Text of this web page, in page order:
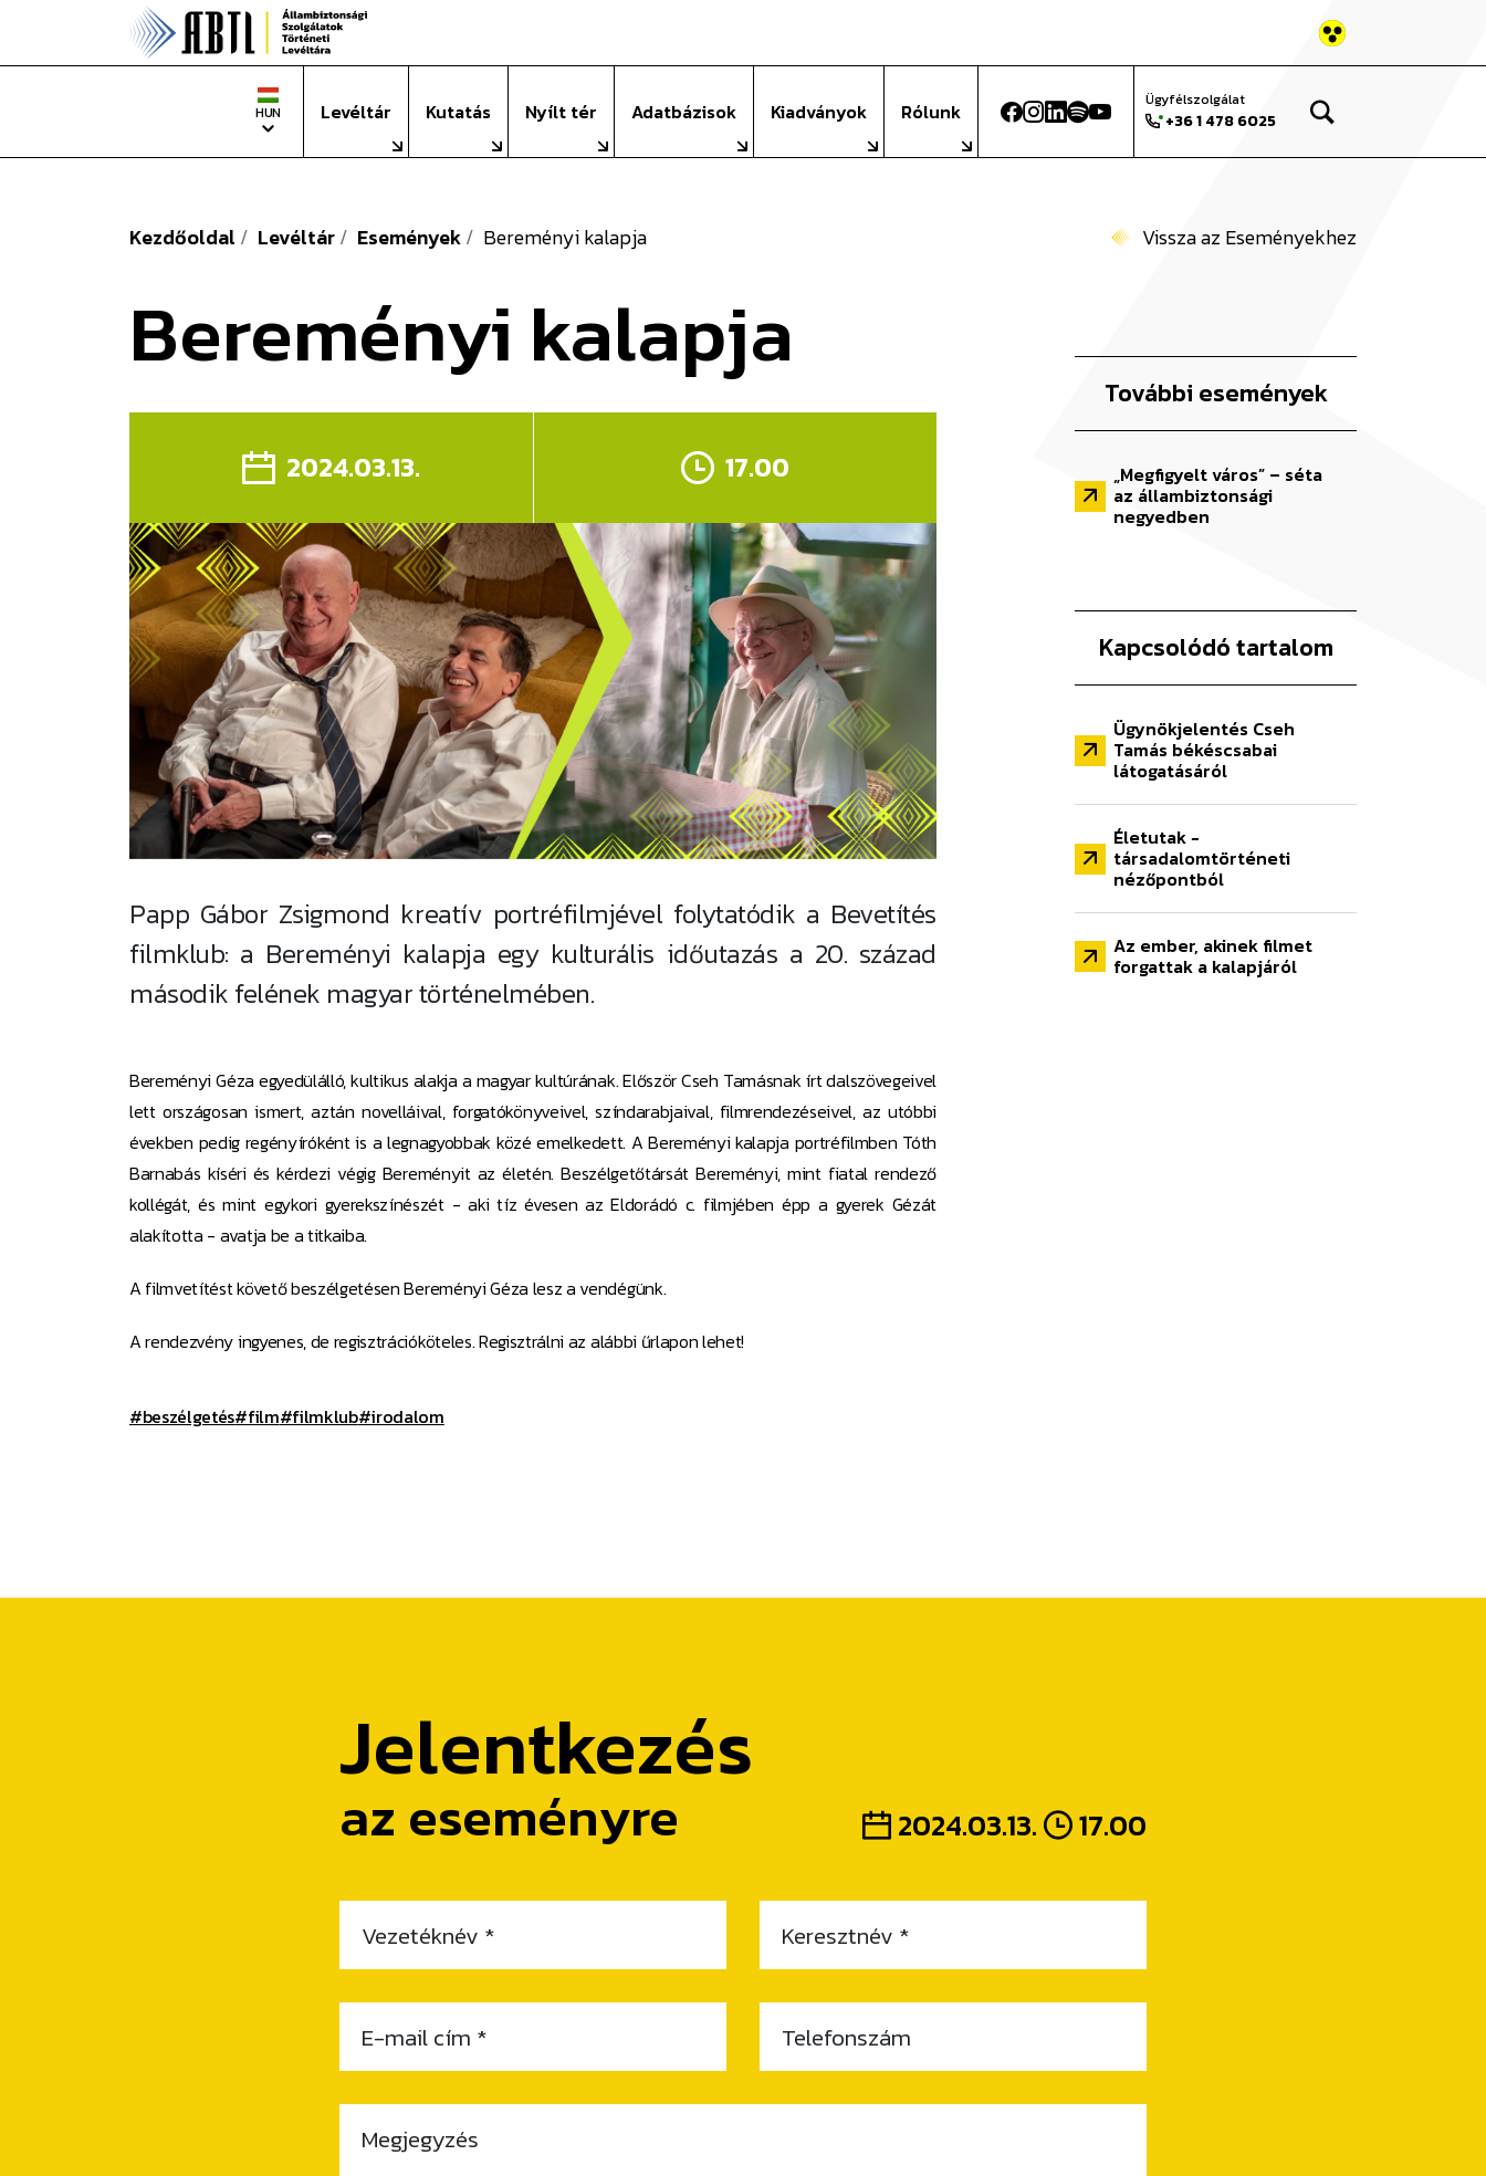
Állambiztonsági Szolgálatok
HUN
Ügyfélszolgálat
+36 1 478 6025
Levéltár Kutatás Nyílt tér Adatbázisok Kiadványok Rólunk
Kezdőoldal Levéltár Események Bereményi kalapja Vissza az Eseményekhez
Bereményi kalapja
2024.03.13. 17.00
Papp Gábor Zsigmond kreatív portréfilmjével folytatódik a Bevetítés
filmklub: a Bereményi kalapja egy kulturális időutazás a 20. század
második felének magyar történelmében.
Bereményi Géza egyedülálló, kultikus alakja a magyar kultúrának. Először Cseh Tamásnak írt dalszövegeivel
lett országosan ismert, aztán novelláival, forgatókönyveivel, színdarabjaival, filmrendezéseivel, az utóbbi
években pedig regényíróként is a legnagyobbak közé emelkedett. A Bereményi kalapja portréfilmben Tóth
Barnabás kíséri és kérdezi végig Bereményit az életén. Beszélgetőtársát Bereményi, mint fiatal rendező
kollégát, és mint egykori gyerekszínészét - aki tíz évesen az Eldorádó c. filmjében épp a gyerek Gézát
alakította - avatja be a titkaiba.
A filmvetítést követő beszélgetésen Bereményi Géza lesz a vendégünk.
A rendezvény ingyenes, de regisztrációköteles. Regisztrálni az alábbi űrlapon lehet!
#beszélgetés#film#filmklub#irodalom
További események
„Megfigyelt város” – séta
az állambiztonsági
negyedben
Kapcsolódó tartalom
Ügynökjelentés Cseh
Tamás békéscsabai
látogatásáról
Életutak −
társadalomtörténeti
nézőpontból
Az ember, akinek filmet
forgattak a kalapjáról
Jelentkezés
az eseményre 2024.03.13. 17.00
Vezetéknév * Keresztnév *
E-mail cím * Telefonszám
Megjegyzés